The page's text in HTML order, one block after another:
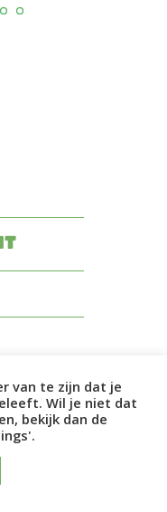
van te zijn dat je
Wil je niet dat
bekijk dan de